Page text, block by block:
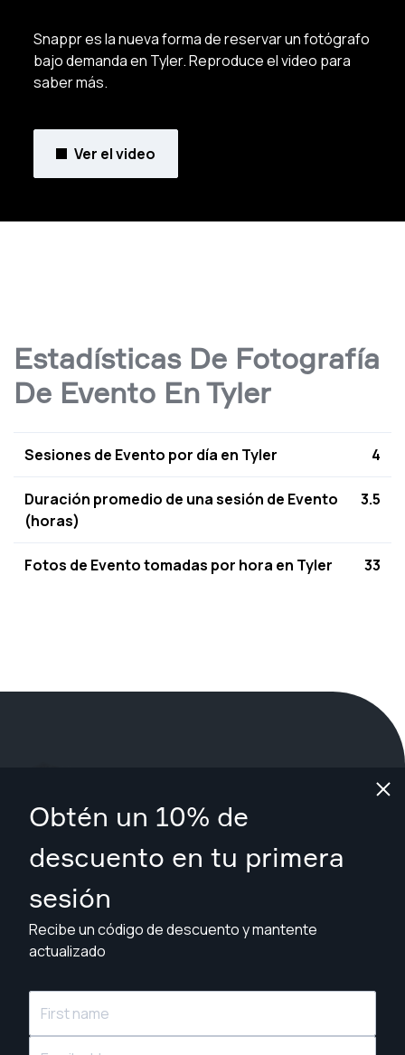
Obtén un 10% de
descuento en tu primera
sesión
Recibe un código de descuento y mantente
actualizado
Snappr es la nueva forma de reservar un fotógrafo
bajo demanda en Tyler. Reproduce el video para
saber más.
Ver el video
Estadísticas De Fotografía
De Evento En Tyler
Sesiones de Evento por día en Tyler 4
Duración promedio de una sesión de Evento
(horas)
3.5
Fotos de Evento tomadas por hora en Tyler 33
Encuentra fotógrafos desde $89